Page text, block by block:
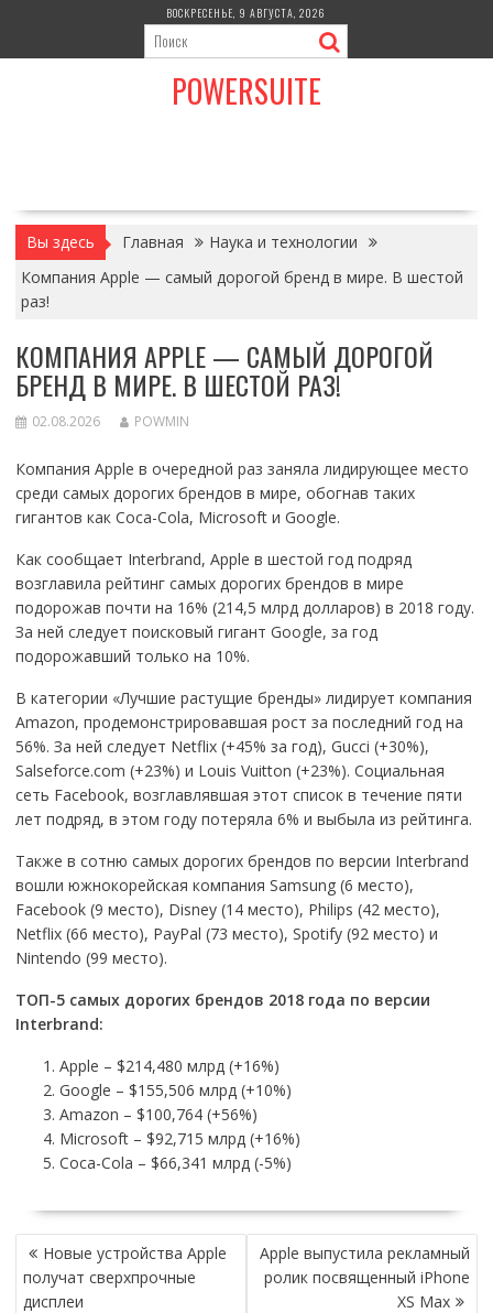
содержимому
ВОСКРЕСЕНЬЕ, 9 АВГУСТА, 2026
POWERSUITE
Вы здесь Главная
Наука и технологии
Компания Apple — самый дорогой бренд в мире. В шестой
раз!
КОМПАНИЯ APPLE — САМЫЙ ДОРОГОЙ
БРЕНД В МИРЕ. В ШЕСТОЙ РАЗ!
02.08.2026 POWMIN
Компания Apple в очередной раз заняла лидирующее место
среди самых дорогих брендов в мире, обогнав таких
гигантов как Coca-Cola, Microsoft и Google.
Как сообщает Interbrand, Apple в шестой год подряд
возглавила рейтинг самых дорогих брендов в мире
подорожав почти на 16% (214,5 млрд долларов) в 2018 году.
За ней следует поисковый гигант Google, за год
подорожавший только на 10%.
В категории «Лучшие растущие бренды» лидирует компания
Amazon, продемонстрировавшая рост за последний год на
56%. За ней следует Netflix (+45% за год), Gucci (+30%),
Salseforce.com (+23%) и Louis Vuitton (+23%). Социальная
сеть Facebook, возглавлявшая этот список в течение пяти
лет подряд, в этом году потеряла 6% и выбыла из рейтинга.
Также в сотню самых дорогих брендов по версии Interbrand
вошли южнокорейская компания Samsung (6 место),
Facebook (9 место), Disney (14 место), Philips (42 место),
Netflix (66 место), PayPal (73 место), Spotify (92 место) и
Nintendo (99 место).
ТОП-5 самых дорогих брендов 2018 года по версии
Interbrand:
Apple – $214,480 млрд (+16%)
Google – $155,506 млрд (+10%)
Amazon – $100,764 (+56%)
Microsoft – $92,715 млрд (+16%)
Coca-Cola – $66,341 млрд (-5%)
НАВИГАЦИЯ
ПО
ЗАПИСЯМ
Новые устройства Apple
получат сверхпрочные
дисплеи
Apple выпустила рекламный
ролик посвященный iPhone
XS Max